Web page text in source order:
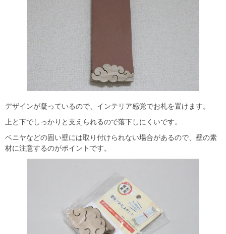
デザインが凝っているので、インテリア感覚でお札を置けます。
上と下でしっかりと支えられるので落下しにくいです。
ベニヤなどの固い壁には取り付けられない場合があるので、壁の素
材に注意するのがポイントです。